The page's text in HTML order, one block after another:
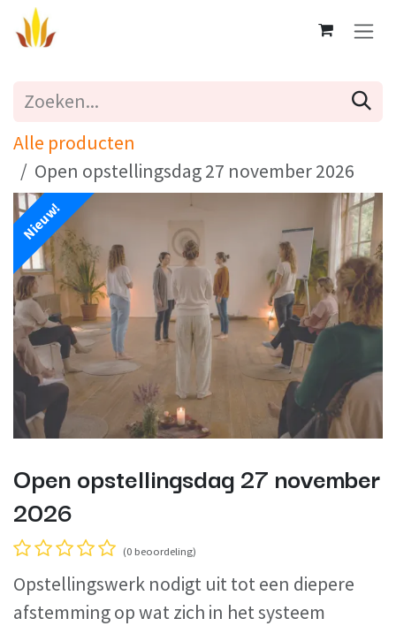
Overslaan naar inhoud
Alle producten
Open opstellingsdag 27 november 2026
Nieuw!
Open opstellingsdag 27 november
2026
(0 beoordeling)
Opstellingswerk nodigt uit tot een diepere
afstemming op wat zich in het systeem